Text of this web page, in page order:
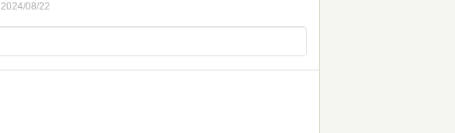
2024/08/22